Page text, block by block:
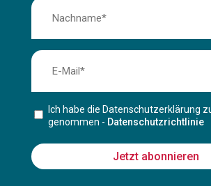
Ich habe die Datenschutzerklärung
genommen - Datenschutzrichtlinie
Jetzt abonnieren